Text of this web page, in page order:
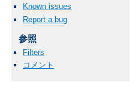
Known issues
Report a bug
参照
Filters
コメント